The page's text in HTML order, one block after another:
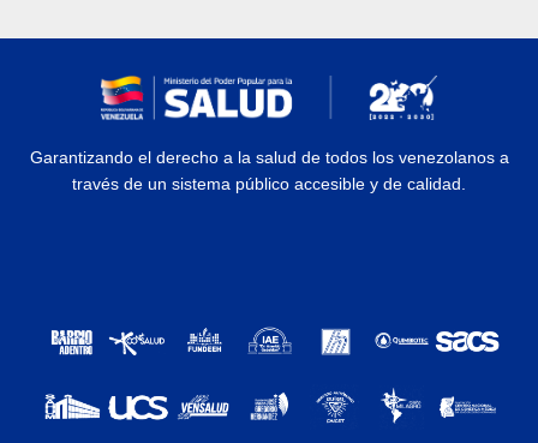
Garantizando el derecho a la salud de todos los venezolanos a
través de un sistema público accesible y de calidad.